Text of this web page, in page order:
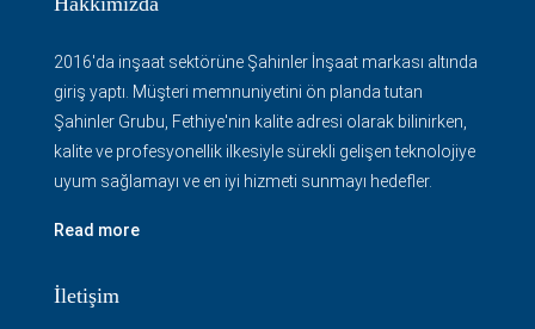
2016'da inşaat sektörüne Şahinler İnşaat markası altında
giriş yaptı. Müşteri memnuniyetini ön planda tutan
Şahinler Grubu, Fethiye'nin kalite adresi olarak bilinirken,
kalite ve profesyonellik ilkesiyle sürekli gelişen teknolojiye
uyum sağlamayı ve en iyi hizmeti sunmayı hedefler.
Read more
İletişim